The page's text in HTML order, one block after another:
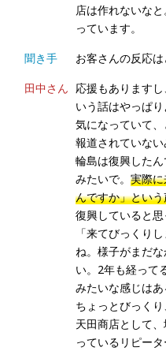
店は作れないな
っています。
聞き手
お客さんの反応
田中さん 応援もあります
いう話はやっぱ
気になっていて
報道されていな
輪島は復興した
みたいで。実際
んですか」とい
復興していると思
「来てびっくり
ね。様子がまだ
い。2年も経って
みたいな感じは
ちょっとびっくり
天田商店として
っているリピー